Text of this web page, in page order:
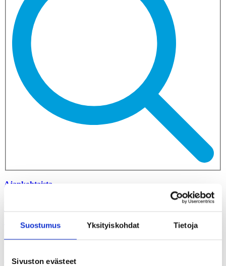
Suostumus Yksityiskohdat Tietoja
Sivuston evästeet
Ajankohtaista
tieteentekijöitä yleistajuistamaan työtään
13.01.2022
Ajankohtaista